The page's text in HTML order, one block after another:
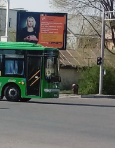
г
а
ц
и
ю